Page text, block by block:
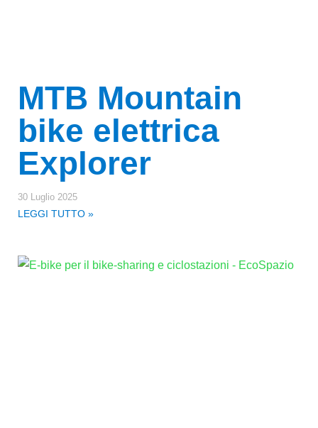
MTB Mountain
bike elettrica
Explorer
30 Luglio 2025
LEGGI TUTTO »